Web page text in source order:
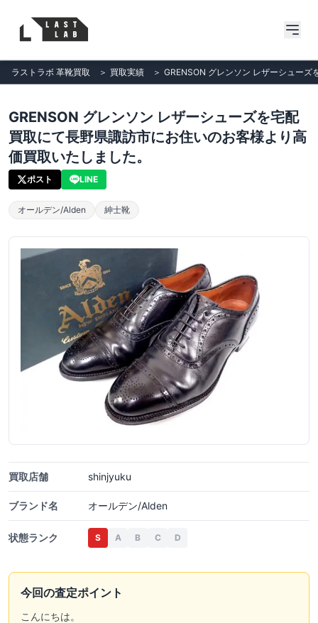
ラストラボ 革靴買取 ＞ 買取実績 ＞ GRENSON グレンソン レザーシュー
GRENSON グレンソン レザーシューズを宅配
買取にて長野県諏訪市にお住いのお客様より高
価買取いたしました。
ポスト LINE
オールデン/Alden 紳士靴
買取店舗 shinjyuku
ブランド名 オールデン/Alden
状態ランク S A B C D
今回の査定ポイント
こんにちは。